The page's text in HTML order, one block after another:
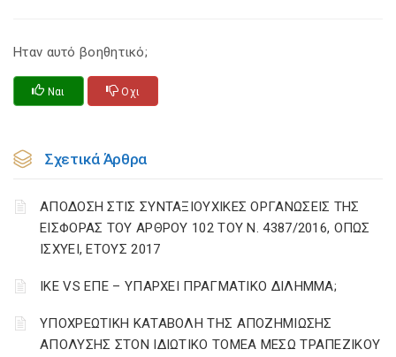
Ηταν αυτό βοηθητικό;
Ναι Οχι
Σχετικά Άρθρα
ΑΠΟΔΟΣΗ ΣΤΙΣ ΣΥΝΤΑΞΙΟΥΧΙΚΕΣ ΟΡΓΑΝΩΣΕΙΣ ΤΗΣ
ΕΙΣΦΟΡΑΣ ΤΟΥ ΑΡΘΡΟΥ 102 ΤΟΥ Ν. 4387/2016, ΟΠΩΣ
ΙΣΧΥΕΙ, ΕΤΟΥΣ 2017
ΙΚΕ VS ΕΠΕ – ΥΠΑΡΧΕΙ ΠΡΑΓΜΑΤΙΚΟ ΔΙΛΗΜΜΑ;
YΠΟΧΡΕΩΤΙΚΗ ΚΑΤΑΒΟΛΗ ΤΗΣ ΑΠΟΖΗΜΙΩΣΗΣ
ΑΠΟΛΥΣΗΣ ΣΤΟΝ ΙΔΙΩΤΙΚΟ ΤΟΜΕΑ ΜΕΣΩ ΤΡΑΠΕΖΙΚΟΥ